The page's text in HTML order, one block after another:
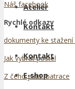
Kontakt
E-shop
Ateliér
Kontakt
Náš facebook
Rychlé odkazy
dokumenty ke
Jak vybrat postel
Z čeho jsou matrace